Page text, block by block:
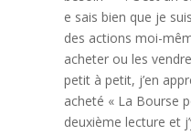
e sais bien que je
des actions moi-
acheter ou les
petit à petit, j’en
acheté « La Bourse
deuxième lecture et